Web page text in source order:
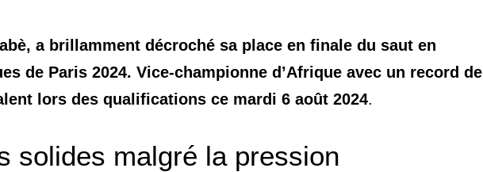
a brillamment décroché sa place en finale du saut en
de Paris 2024. Vice-championne d’Afrique avec un record de
lors des qualifications ce mardi 6 août 2024.
solides malgré la pression